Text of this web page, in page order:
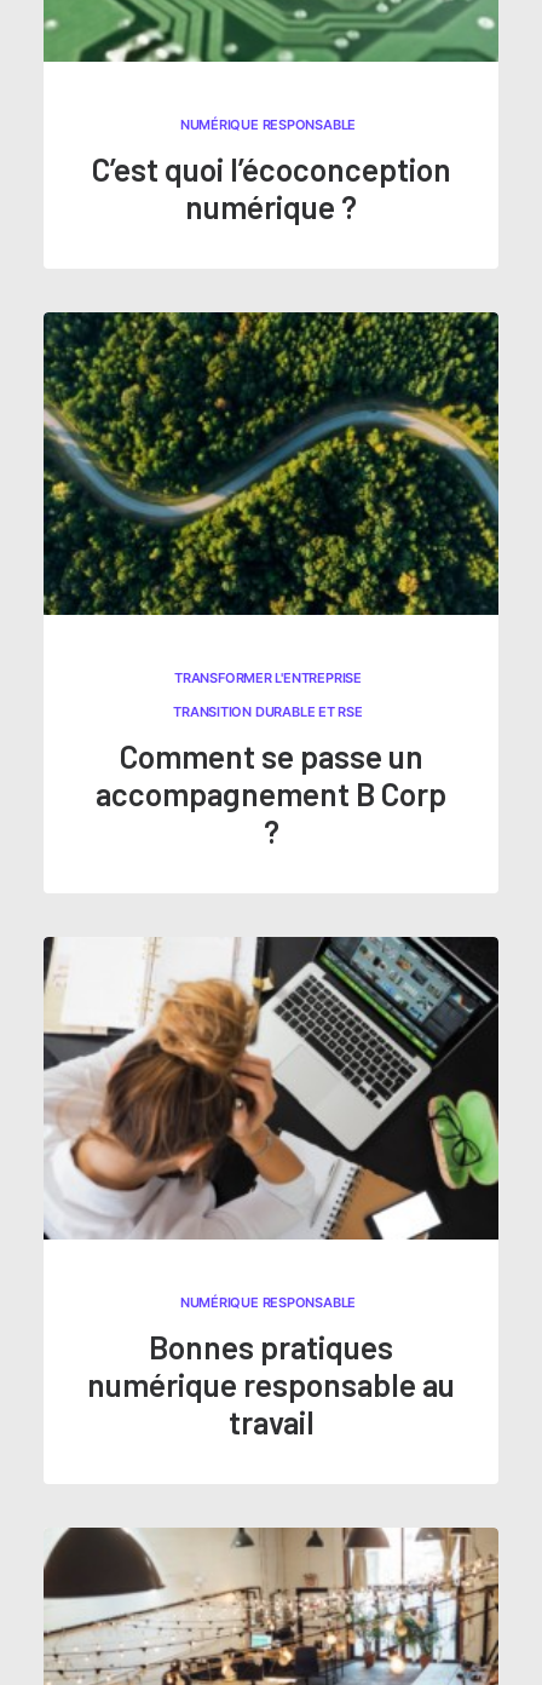
NUMÉRIQUE RESPONSABLE
C’est quoi l’écoconception
numérique ?
TRANSFORMER L'ENTREPRISE
TRANSITION DURABLE ET RSE
Comment se passe un
accompagnement B Corp
?
NUMÉRIQUE RESPONSABLE
Bonnes pratiques
numérique responsable au
travail